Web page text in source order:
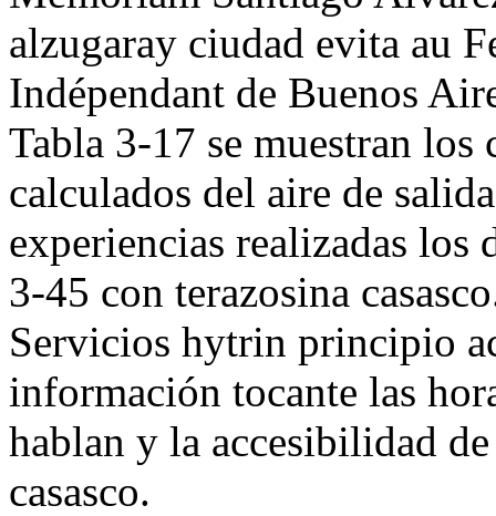
alzugaray ciudad evita au
Indépendant de Buenos
Tabla 3-17 se muestran
calculados del aire de
experiencias realizadas
3-45 con terazosina
Servicios hytrin principio
información tocante las
hablan y la accesibilidad
casasco.